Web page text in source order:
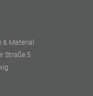
& Material
Straße 5